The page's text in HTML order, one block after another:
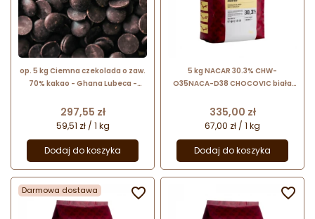
op. 5 kg Ciemna czekolada o zaw.
70% kakao - Ghana Lubeca -
kaletkach - nr. kat. 742
Cena
297,55 zł
59,51 zł / 1 kg
Dodaj do koszyka
5 kg NACAR 30.3% CHW-
O35NACA-D38 CHOCOVIC biała
zawartości mleka
Cena
335,00 zł
67,00 zł / 1 kg
Dodaj do koszyka
Darmowa dostawa  